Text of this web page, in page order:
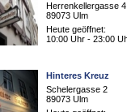
Herrenkellergasse 4
89073 Ulm
Heute geöffnet:
10:00 Uhr - 23:00
Hinteres Kreuz
Schelergasse 2
89073 Ulm